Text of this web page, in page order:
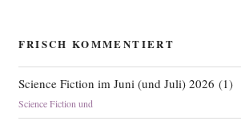
FRISCH KOMMENTIERT
Science Fiction im Juni (und Juli) 2026 (1)
Science Fiction und